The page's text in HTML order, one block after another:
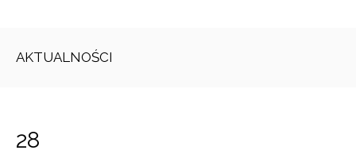
AKTUALNOŚCI
28